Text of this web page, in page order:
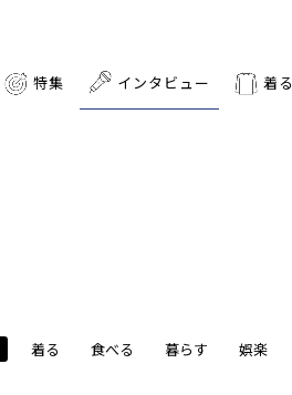
特集 インタビュー 着る
着る 食べる 暮らす 娯楽